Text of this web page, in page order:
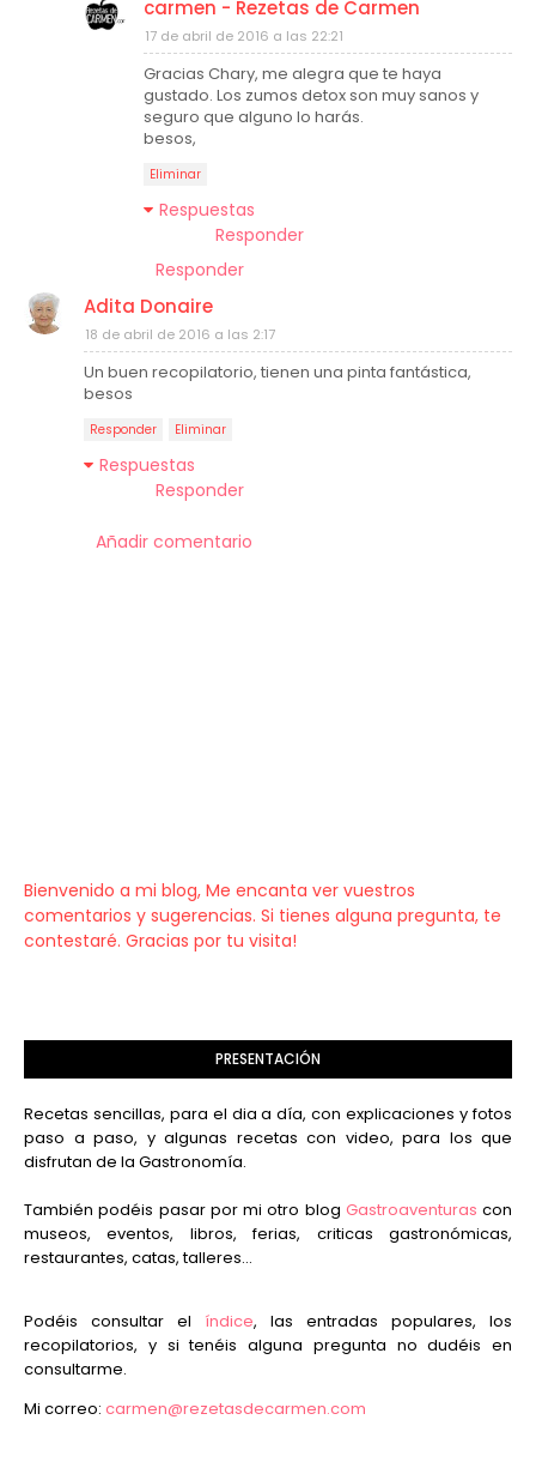
carmen - Rezetas de Carmen
17 de abril de 2016 a las 22:21
Gracias Chary, me alegra que te haya
gustado. Los zumos detox son muy sanos y
seguro que alguno lo harás.
besos,
Eliminar
Respuestas
Responder
Responder
Adita Donaire
18 de abril de 2016 a las 2:17
Un buen recopilatorio, tienen una pinta fantástica,
besos
Responder Eliminar
Respuestas
Responder
Añadir comentario
Bienvenido a mi blog, Me encanta ver vuestros
comentarios y sugerencias. Si tienes alguna pregunta, te
contestaré. Gracias por tu visita!
PRESENTACIÓN
Recetas sencillas, para el dia a día, con explicaciones y fotos
paso a paso, y algunas recetas con video, para los que
disfrutan de la Gastronomía.
También podéis pasar por mi otro blog Gastroaventuras con
museos, eventos, libros, ferias, criticas gastronómicas,
restaurantes, catas, talleres...
Podéis consultar el índice, las entradas populares, los
recopilatorios, y si tenéis alguna pregunta no dudéis en
consultarme.
Mi correo: carmen@rezetasdecarmen.com